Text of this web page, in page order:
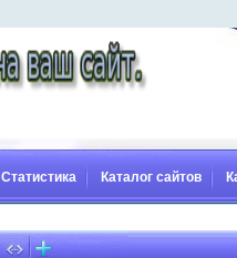
Статистика Каталог сайтов